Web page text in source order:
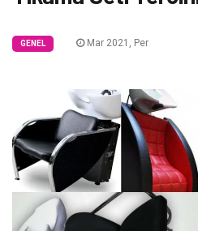
GENEL Mar 2021, Per